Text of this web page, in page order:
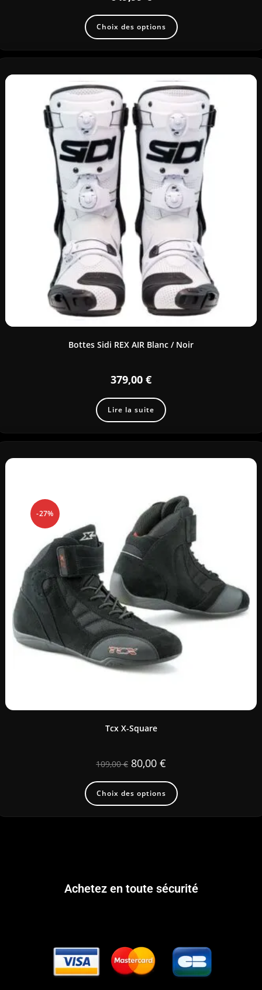
Choix des options
Bottes Sidi REX AIR Blanc / Noir
379,00 €
Lire la suite
-27%
Tcx X-Square
109,00€ 80,00 €
Choix des options
Achetez en toute sécurité